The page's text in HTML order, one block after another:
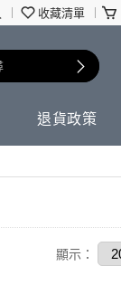
收藏清單
退貨政策
顯示：